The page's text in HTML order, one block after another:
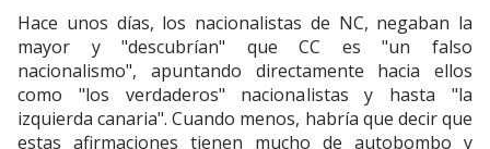
Hace unos días, los nacionalistas de NC, negaban la
mayor y "descubrían" que CC es "un falso
nacionalismo", apuntando directamente hacia ellos
como "los verdaderos" nacionalistas y hasta "la
izquierda canaria". Cuando menos, habría que decir que
estas afirmaciones tienen mucho de autobombo y